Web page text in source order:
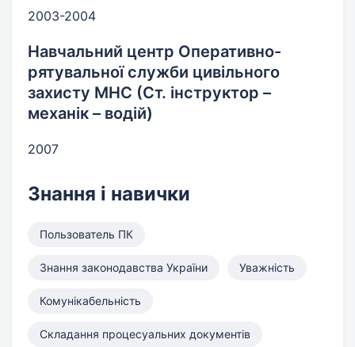
2003-2004
Навчальний центр Оперативно-
рятувальної служби цивільного
захисту МНС (Ст. інструктор –
механік – водій)
2007
Знання і навички
Пользователь ПК
Знання законодавства України Уважність
Комунікабельність
Складання процесуальних документів